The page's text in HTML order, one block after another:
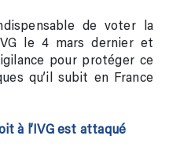
de voter la
le 4 mars dernier et
pour protéger ce
qu’il subit en France
à l’IVG est attaqué